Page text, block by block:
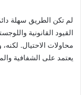
لم تكن الطريق سهلة
القيود القانونية
محاولات الاحتيال.
يعتمد على الشفافية